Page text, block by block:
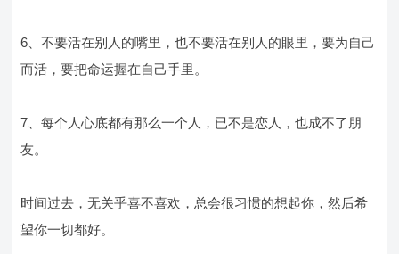
6、不要活在别人的嘴里，也不要活在别人的眼里，要为自己
而活，要把命运握在自己手里。
7、每个人心底都有那么一个人，已不是恋人，也成不了朋
友。
时间过去，无关乎喜不喜欢，总会很习惯的想起你，然后希
望你一切都好。